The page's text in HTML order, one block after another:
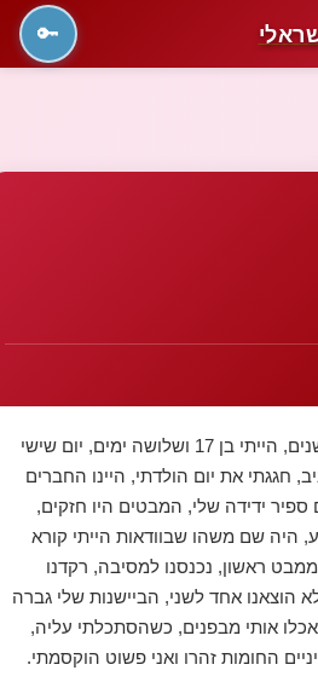
🔑
זה קרה לפני יותר משש שנים, הייתי בן 17 ושלושה ימים, יום שישי
חגגתי את יום הולדתי, היינו החברים
ספיר ידידה שלי, המבטים היו חזקים,
היה שם משהו שבוודאות הייתי קורא
ראשון, נכנסנו למסיבה, רקדנו
הוצאנו אחד לשני, הביישנות שלי גברה
אותי מבפנים, כשהסתכלתי עליה,
החומות זהרו ואני פשוט הוקסמתי.